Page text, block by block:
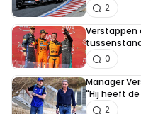
2
Verstappen
0
Manager
"Hij heeft
2